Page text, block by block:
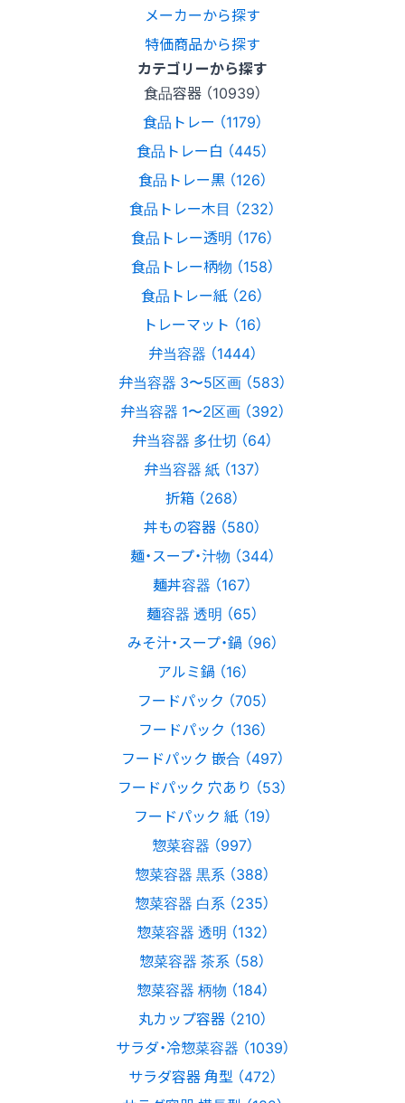
メーカーから探す
特価商品から探す
カテゴリーから探す
食品容器 （10939）
食品トレー （1179）
食品トレー白 （445）
食品トレー黒 （126）
食品トレー木目 （232）
食品トレー透明 （176）
食品トレー柄物 （158）
食品トレー紙 （26）
トレーマット （16）
弁当容器 （1444）
弁当容器 3〜5区画 （583）
弁当容器 1〜2区画 （392）
弁当容器 多仕切 （64）
弁当容器 紙 （137）
折箱 （268）
丼もの容器 （580）
麺・スープ・汁物 （344）
麺丼容器 （167）
麺容器 透明 （65）
みそ汁・スープ・鍋 （96）
アルミ鍋 （16）
フードパック （705）
フードパック （136）
フードパック 嵌合 （497）
フードパック 穴あり （53）
フードパック 紙 （19）
惣菜容器 （997）
惣菜容器 黒系 （388）
惣菜容器 白系 （235）
惣菜容器 透明 （132）
惣菜容器 茶系 （58）
惣菜容器 柄物 （184）
丸カップ容器 （210）
サラダ・冷惣菜容器 （1039）
サラダ容器 角型 （472）